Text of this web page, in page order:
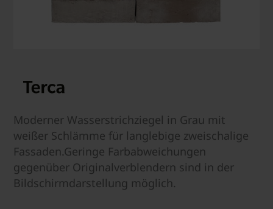
Moderner Wasserstrichziegel in Grau mit
weißer Schlämme für langlebige zweischalige
Fassaden.Geringe Farbabweichungen
gegenüber Originalverblendern sind in der
Bildschirmdarstellung möglich.